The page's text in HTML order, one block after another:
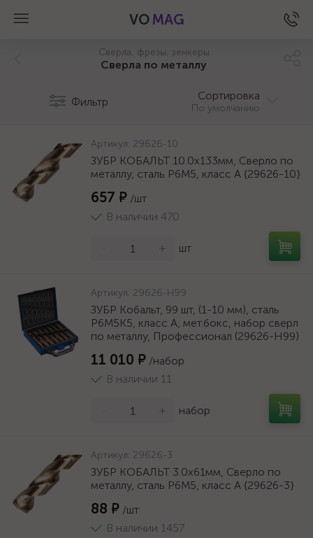
VO MAG
Сверла, фрезы, зенкеры
Сверла по металлу
Фильтр Сортировка
По умолчанию
Артикул: 29626-10
ЗУБР КОБАЛЬТ 10.0х133мм, Сверло по
металлу, сталь Р6М5, класс А {29626-10}
657 ₽ /шт
В наличии 470
+ шт
Артикул: 29626-H99
ЗУБР Кобальт, 99 шт, (1-10 мм), сталь
Р6М5К5, класс А, мет.бокс, набор сверл
по металлу, Профессионал (29626-H99)
11 010 ₽ /набор
В наличии 11
+ набор
Артикул: 29626-3
ЗУБР КОБАЛЬТ 3.0х61мм, Сверло по
металлу, сталь Р6М5, класс А {29626-3}
88 ₽ /шт
В наличии 1457